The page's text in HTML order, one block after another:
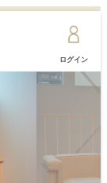
ログイン